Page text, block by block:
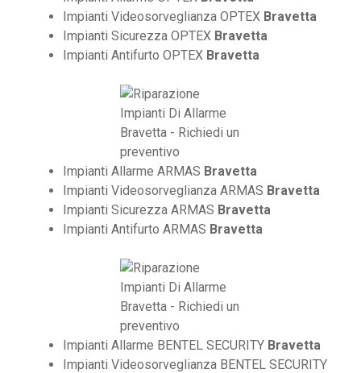
Impianti Videosorveglianza OPTEX Bravetta
Impianti Sicurezza OPTEX Bravetta
Impianti Antifurto OPTEX Bravetta
Impianti Allarme ARMAS Bravetta
Impianti Videosorveglianza ARMAS Bravetta
Impianti Sicurezza ARMAS Bravetta
Impianti Antifurto ARMAS Bravetta
Impianti Allarme BENTEL SECURITY Bravetta
Impianti Videosorveglianza BENTEL SECURITY